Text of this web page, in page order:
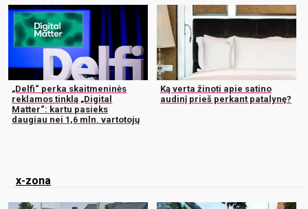
„Delfi“ perka skaitmeninės
reklamos tinklą „Digital
Matter“: kartu pasieks
daugiau nei 1,6 mln. vartotojų
Ką verta žinoti apie satino
audinį prieš perkant patalynę?
x-zona